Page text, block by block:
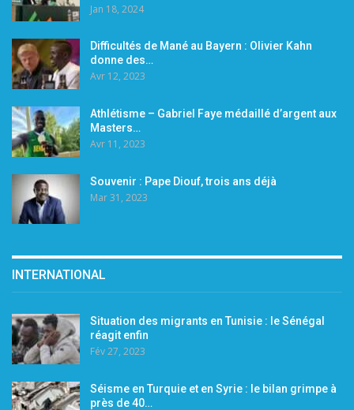
Jan 18, 2024
Difficultés de Mané au Bayern : Olivier Kahn
donne des…
Avr 12, 2023
Athlétisme – Gabriel Faye médaillé d’argent aux
Masters…
Avr 11, 2023
Souvenir : Pape Diouf, trois ans déjà
Mar 31, 2023
INTERNATIONAL
Situation des migrants en Tunisie : le Sénégal
réagit enfin
Fév 27, 2023
Séisme en Turquie et en Syrie : le bilan grimpe à
près de 40…